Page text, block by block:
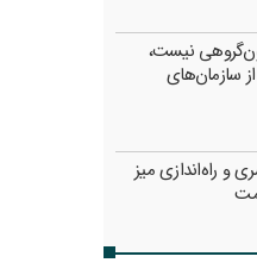
نیست،
سازمان‌های
و راه‌اندازی میز